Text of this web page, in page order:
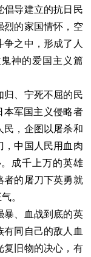
倡导建立的抗日民
烈的家国情怀，空
之中，形成了人
神的爱国主义篇
、宁死不屈的民
本军国主义侵略者
民，企图以屠杀和
，中国人民用血肉
成千上万的英雄
者的屠刀下英勇就
。
、血战到底的英
同自己的敌人血
复旧物的决心，有